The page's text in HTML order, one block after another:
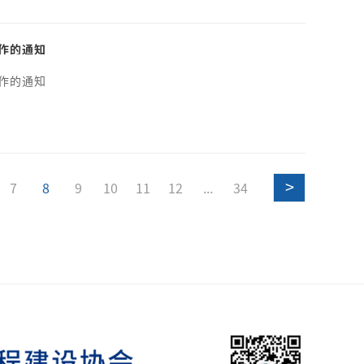
的通知
的通知
7 8 9 10 11 12 ... 34 >